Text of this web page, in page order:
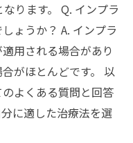
ります。 Q. インプラ
ょうか？ A. インプラ
用される場合があり
がほとんどです。 以
よくある質問と回答
に適した治療法を選